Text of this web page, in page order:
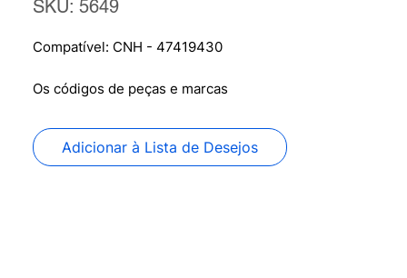
SKU: 5649
Compatível: CNH - 47419430
Os códigos de peças e marcas
apenas para fins de referência. A
PANFLIGHT SENSORS não possui
qualquer afiliação ou associação com
Adicionar à Lista de Desejos